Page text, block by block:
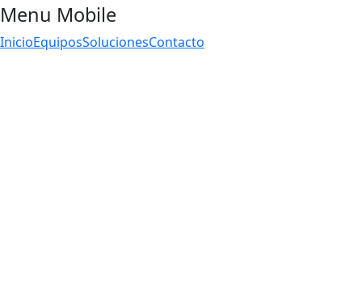
Menu Mobile
InicioEquiposSolucionesContacto